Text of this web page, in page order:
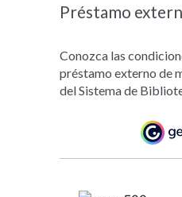
Préstamo
Conozca las
préstamo externo de
del Sistema de